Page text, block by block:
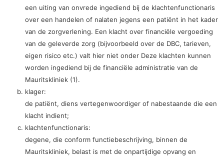
een uiting van onvrede ingediend bij de klachtenfunctionaris
over een handelen of nalaten jegens een patiënt in het kader
van de zorgverlening. Een klacht over financiële vergoeding
van de geleverde zorg (bijvoorbeeld over de DBC, tarieven,
eigen risico etc.) valt hier niet onder Deze klachten kunnen
worden ingediend bij de financiële administratie van de
Mauritskliniek (1).
klager:
de patiënt, diens vertegenwoordiger of nabestaande die een
klacht indient;
klachtenfunctionaris:
degene, die conform functiebeschrijving, binnen de
Mauritskliniek, belast is met de onpartijdige opvang en